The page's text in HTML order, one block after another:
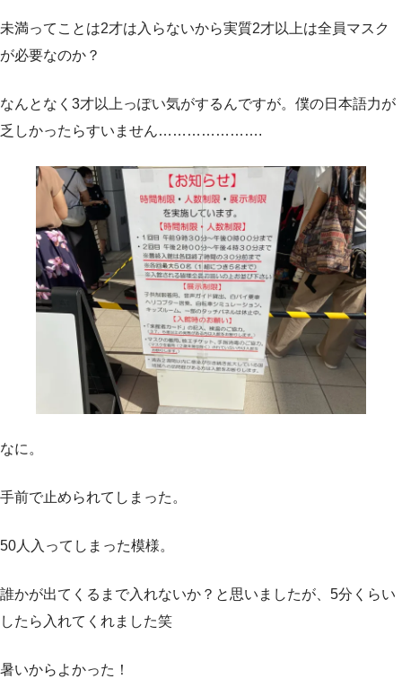
未満ってことは2才は入らないから実質2才以上は全員マスク
が必要なのか？
なんとなく3才以上っぽい気がするんですが。僕の日本語力が
乏しかったらすいません………………….
なに。
手前で止められてしまった。
50人入ってしまった模様。
誰かが出てくるまで入れないか？と思いましたが、5分くらい
したら入れてくれました笑
暑いからよかった！